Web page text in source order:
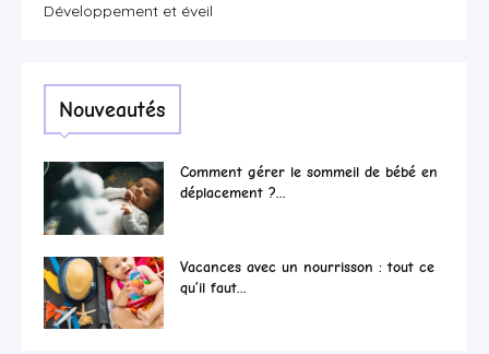
Développement et éveil
Nouveautés
Comment gérer le sommeil de bébé en
déplacement ?...
Vacances avec un nourrisson : tout ce
qu’il faut...